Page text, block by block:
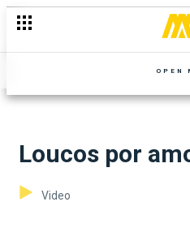
OPEN
Loucos por
Video